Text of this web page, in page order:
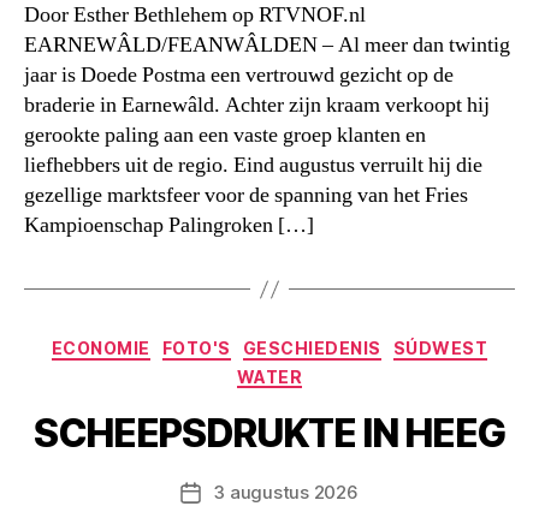
Door Esther Bethlehem op RTVNOF.nl
EARNEWÂLD/FEANWÂLDEN – Al meer dan twintig
jaar is Doede Postma een vertrouwd gezicht op de
braderie in Earnewâld. Achter zijn kraam verkoopt hij
gerookte paling aan een vaste groep klanten en
liefhebbers uit de regio. Eind augustus verruilt hij die
gezellige marktsfeer voor de spanning van het Fries
Kampioenschap Palingroken […]
Categorieën
ECONOMIE FOTO'S GESCHIEDENIS
SÚDWEST
WATER
SCHEEPSDRUKTE IN HEEG
Berichtdatum
3 augustus 2026